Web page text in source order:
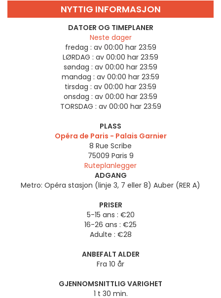
NYTTIG INFORMASJON
DATOER OG TIMEPLANER
Neste dager
fredag : av 00:00 har 23:59
LØRDAG : av 00:00 har 23:59
søndag : av 00:00 har 23:59
mandag : av 00:00 har 23:59
tirsdag : av 00:00 har 23:59
onsdag : av 00:00 har 23:59
TORSDAG : av 00:00 har 23:59
PLASS
Opéra de Paris - Palais Garnier
8 Rue Scribe
75009 Paris 9
Ruteplanlegger
ADGANG
Metro: Opéra stasjon (linje 3, 7 eller 8) Auber (RER A)
PRISER
5-15 ans : €20
16-26 ans : €25
Adulte : €28
ANBEFALT ALDER
Fra 10 år
GJENNOMSNITTLIG VARIGHET
1 t 30 min.